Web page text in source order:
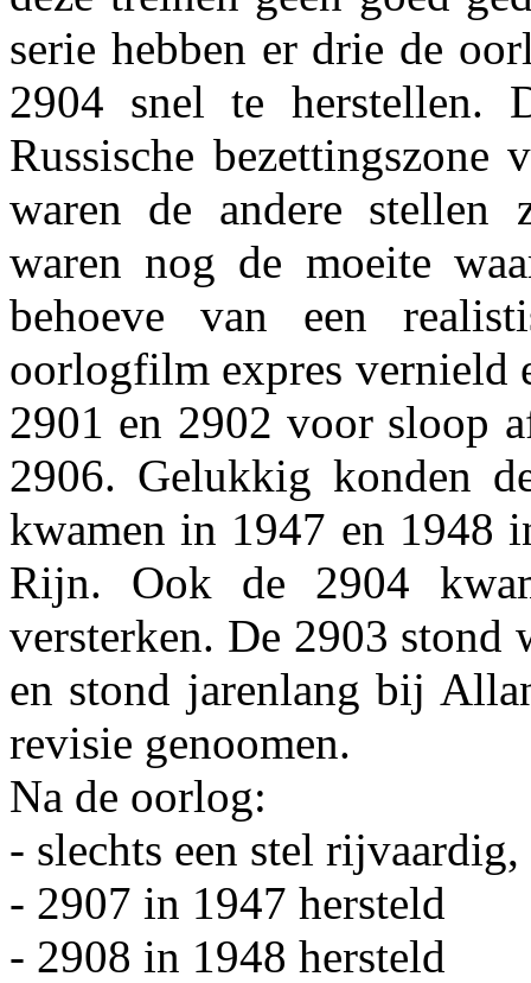
serie hebben er drie de
2904 snel te herstellen.
Russische
waren de andere stellen
waren nog de moeite
behoeve van een
oorlogfilm expres vernield
2901 en 2902 voor sloop
2906. Gelukkig konden
kwamen in 1947 en 1948
Rijn. Ook de 2904
versterken. De 2903 stond
en stond jarenlang bij
revisie genoomen.
Na de oorlog:
- slechts een stel
- 2907 in 1947 hersteld
- 2908 in 1948 hersteld